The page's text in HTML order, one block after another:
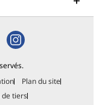
Plan du site
de tiers